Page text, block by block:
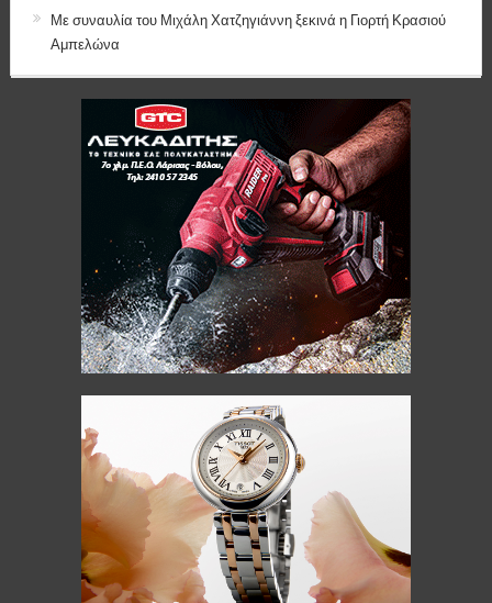
Με συναυλία του Μιχάλη Χατζηγιάννη ξεκινά η Γιορτή Κρασιού
Αμπελώνα